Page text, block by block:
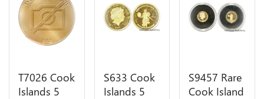
T7026 Cook
Islands 5
S633 Cook
Islands 5
S9457 Rare
Cook Island